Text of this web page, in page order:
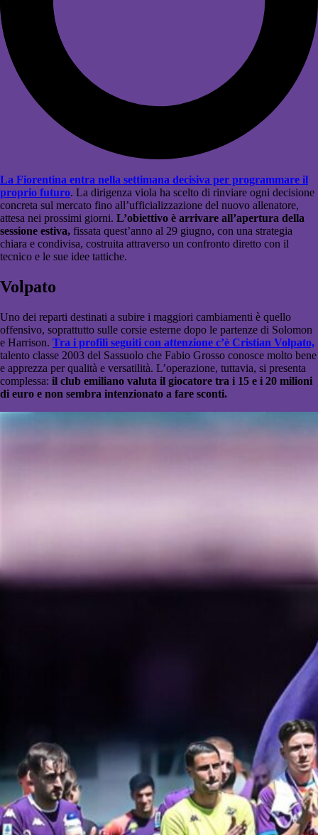
La Fiorentina entra nella settimana decisiva per programmare il
proprio futuro. La dirigenza viola ha scelto di rinviare ogni decisione
concreta sul mercato fino all’ufficializzazione del nuovo allenatore,
attesa nei prossimi giorni. L’obiettivo è arrivare all’apertura della
sessione estiva, fissata quest’anno al 29 giugno, con una strategia
chiara e condivisa, costruita attraverso un confronto diretto con il
tecnico e le sue idee tattiche.
Volpato
Uno dei reparti destinati a subire i maggiori cambiamenti è quello
offensivo, soprattutto sulle corsie esterne dopo le partenze di Solomon
e Harrison. Tra i profili seguiti con attenzione c’è Cristian Volpato,
talento classe 2003 del Sassuolo che Fabio Grosso conosce molto bene
e apprezza per qualità e versatilità. L’operazione, tuttavia, si presenta
complessa: il club emiliano valuta il giocatore tra i 15 e i 20 milioni
di euro e non sembra intenzionato a fare sconti.